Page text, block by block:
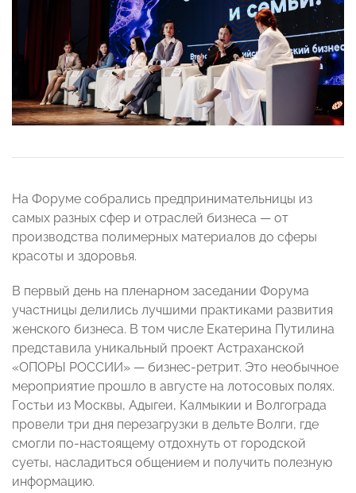
На Форуме собрались предпринимательницы из
самых разных сфер и отраслей бизнеса — от
производства полимерных материалов до сферы
красоты и здоровья.
В первый день на пленарном заседании Форума
участницы делились лучшими практиками развития
женского бизнеса. В том числе Екатерина Путилина
представила уникальный проект Астраханской
«ОПОРЫ РОССИИ» — бизнес-ретрит. Это необычное
мероприятие прошло в августе на лотосовых полях.
Гостьи из Москвы, Адыгеи, Калмыкии и Волгограда
провели три дня перезагрузки в дельте Волги, где
смогли по-настоящему отдохнуть от городской
суеты, насладиться общением и получить полезную
информацию.